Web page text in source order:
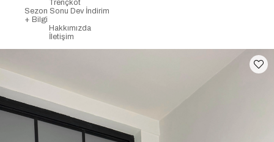
Trençkot
Sezon Sonu Dev İndirim
+ Bilgi
Hakkımızda
İletişim